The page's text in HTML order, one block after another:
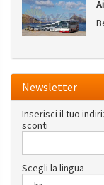
Newsletter
Inserisci il tuo
sconti
Scegli la lingua